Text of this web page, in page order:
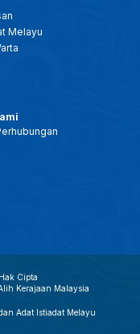
Melayu
Cipta
Kerajaan Malaysia
Adat Istiadat Melayu